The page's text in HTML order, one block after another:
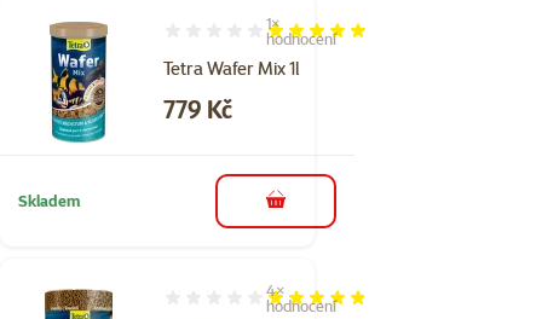
Tetra Wafer Mix 1l
Hodnocení 100%, počet hodnocení: 1
1×
hodnocení
Cena
779 Kč
Skladem do košíku
Hodnocení 95%, počet hodnocení: 4
4×
hodnocení